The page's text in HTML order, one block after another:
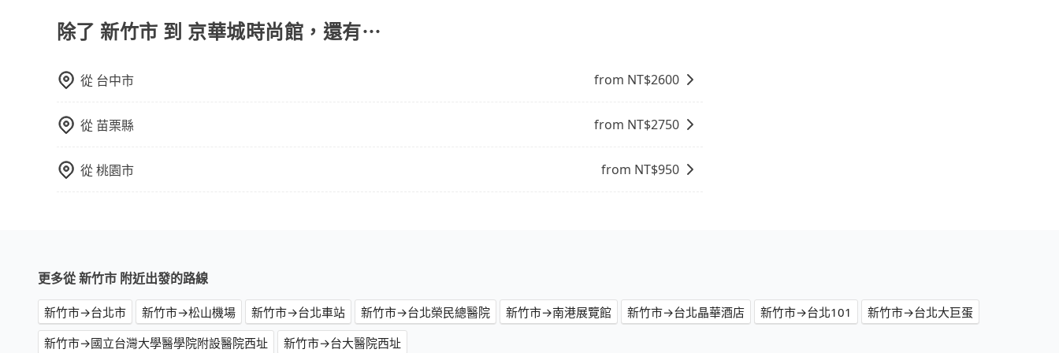
除了 新竹市 到 京華城時尚館，還有⋯
從 台中市 from NT$2600
從 苗栗縣 from NT$2750
從桃園市 from NT$950
更多從 新竹市 附近出發的路線
新竹市→台北市 新竹市→松山機場 新竹市→台北車站 新竹市→台北榮民總醫院 新竹市→南港展覽館 新竹市→台北晶華酒店 新竹市→台北101
新竹市→台北大巨蛋
新竹市→國立台灣大學醫學院附設醫院西址
新竹市→台大醫院西址